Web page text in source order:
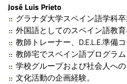
José Luis Prieto
グラナダ大学スペイン語学科卒
外国語としてのスペイン語教育
教師トレーナー、D.E.L.E.準備コ
教師宅でスペイン語プログラム
学校グループおよび社会人への
文化活動の企画経験。